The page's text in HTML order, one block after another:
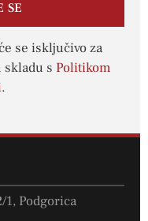
SE
se isključivo za
s Politikom
.
1, Podgorica